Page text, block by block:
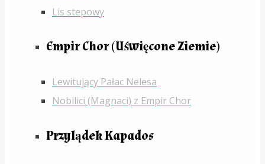
Lis stepowy
Empir Chor (Uświęcone Ziemie)
Lewitujący Pałac Nelesa
Nobilici (Magnaci) z Empir Chor
Przylądek Kapados